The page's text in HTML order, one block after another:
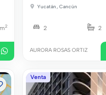
2
Gertrudis. MOD MASTER
Yucatán , Cancún
2 2
AURORA ROSAS ORTIZ
Venta